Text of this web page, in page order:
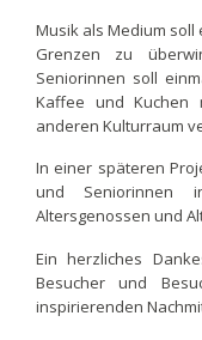
Musik als Medium
Grenzen zu
Seniorinnen soll
Kaffee und Kuchen
anderen Kulturraum
In einer späteren
und Seniorinnen
Altersgenossen und
Ein herzliches
Besucher und
inspirierenden